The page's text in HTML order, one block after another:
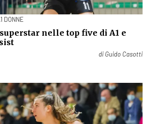
DONNE
nelle top five di A1 e
di Guido Casotti